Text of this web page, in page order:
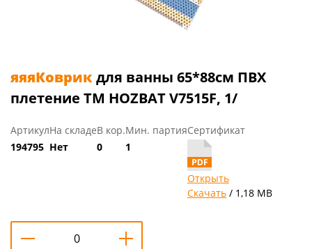
яяяКоврикдля ванны 65*88см ПВХ
плетение ТМ HOZBAT V7515F, 1/
Артикул
194795
На складе
Нет
В кор.
0
Мин. партия
1
Сертификат
Открыть
Скачать / 1,18 MB